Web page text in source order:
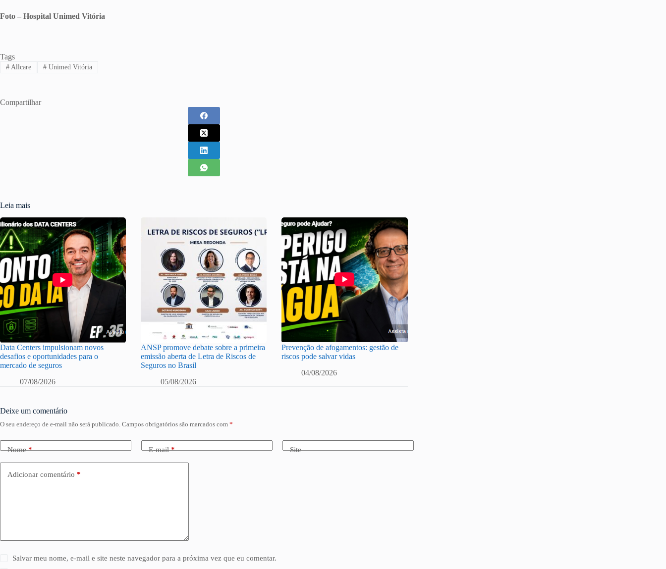
Foto – Hospital Unimed Vitória
Tags
#Allcare #Unimed Vitória
Compartilhar
Leia mais
Data Centers impulsionam novos
desafios e oportunidades para o
mercado de seguros
07/08/2026
ANSP promove debate sobre a primeira
emissão aberta de Letra de Riscos de
Seguros no Brasil
05/08/2026
Prevenção de afogamentos: gestão de
riscos pode salvar vidas
04/08/2026
Deixe um comentário
O seu endereço de e-mail não será publicado. Campos obrigatórios são marcados com *
Nome* E-mail* Site
Adicionar comentário *
Salvar meu nome, e-mail e site neste navegador para a próxima vez que eu comentar.